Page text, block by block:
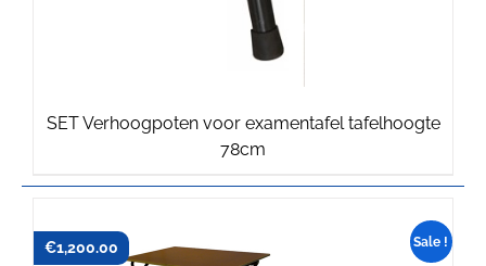
SET Verhoogpoten voor examentafel tafelhoogte
78cm
Sale !
€1,218.75
€1,200.00